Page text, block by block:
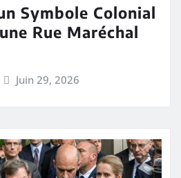
Symbole Colonial
Rue Maréchal
Juin 29, 2026